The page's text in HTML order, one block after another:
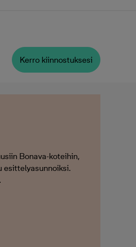
Kerro kiinnostuksesi
Bonava-koteihin,
esittelyasunnoiksi.